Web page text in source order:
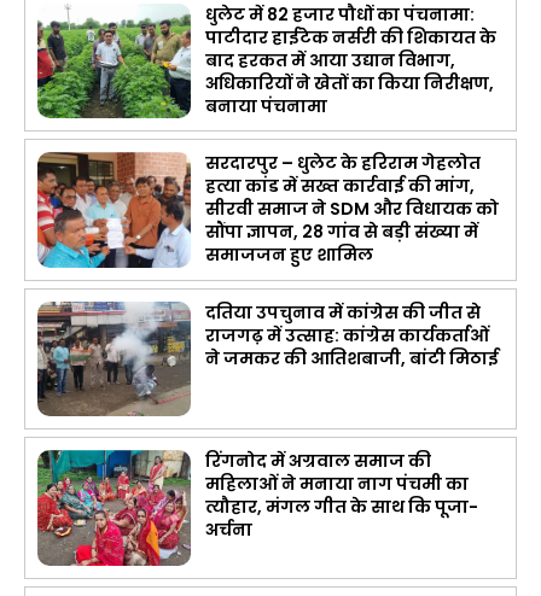
धुलेट में 82 हजार पौधों का पंचनामा:
पाटीदार हाईटेक नर्सरी की शिकायत के
बाद हरकत में आया उद्यान विभाग,
अधिकारियों ने खेतों का किया निरीक्षण,
बनाया पंचनामा
सरदारपुर – धुलेट के हरिराम गेहलोत
हत्या कांड में सख्त कार्रवाई की मांग,
सीरवी समाज ने SDM और विधायक को
सौंपा ज्ञापन, 28 गांव से बड़ी संख्या में
समाजजन हुए शामिल
दतिया उपचुनाव में कांग्रेस की जीत से
राजगढ़ में उत्साह: कांग्रेस कार्यकर्ताओं
ने जमकर की आतिशबाजी, बांटी मिठाई
रिंगनोद में अग्रवाल समाज की
महिलाओं ने मनाया नाग पंचमी का
त्यौहार, मंगल गीत के साथ कि पूजा-
अर्चना